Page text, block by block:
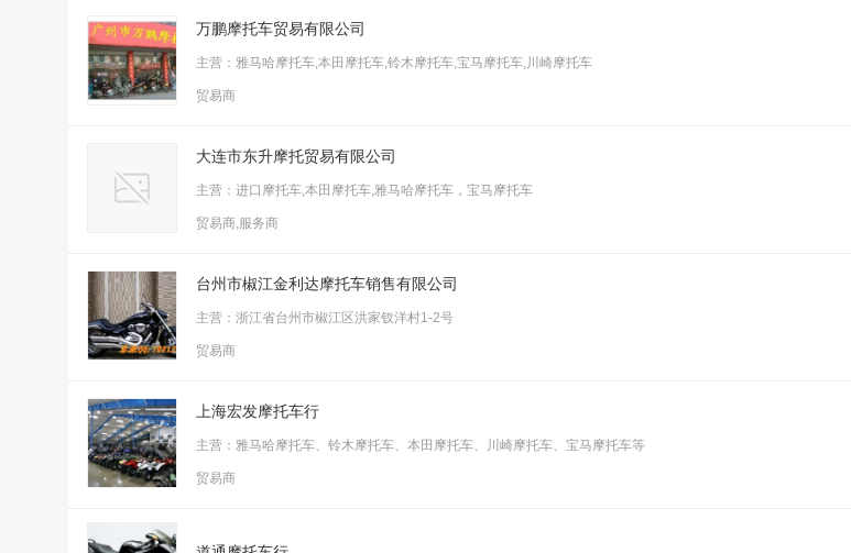
万鹏摩托车贸易有限公司
主营：雅马哈摩托车,本田摩托车,铃木摩托车,宝马摩托车,川崎摩托车
贸易商
大连市东升摩托贸易有限公司
主营：进口摩托车,本田摩托车,雅马哈摩托车，宝马摩托车
贸易商,服务商
台州市椒江金利达摩托车销售有限公司
主营：浙江省台州市椒江区洪家钗洋村1-2号
贸易商
上海宏发摩托车行
主营：雅马哈摩托车、铃木摩托车、本田摩托车、川崎摩托车、宝马摩托车等
贸易商